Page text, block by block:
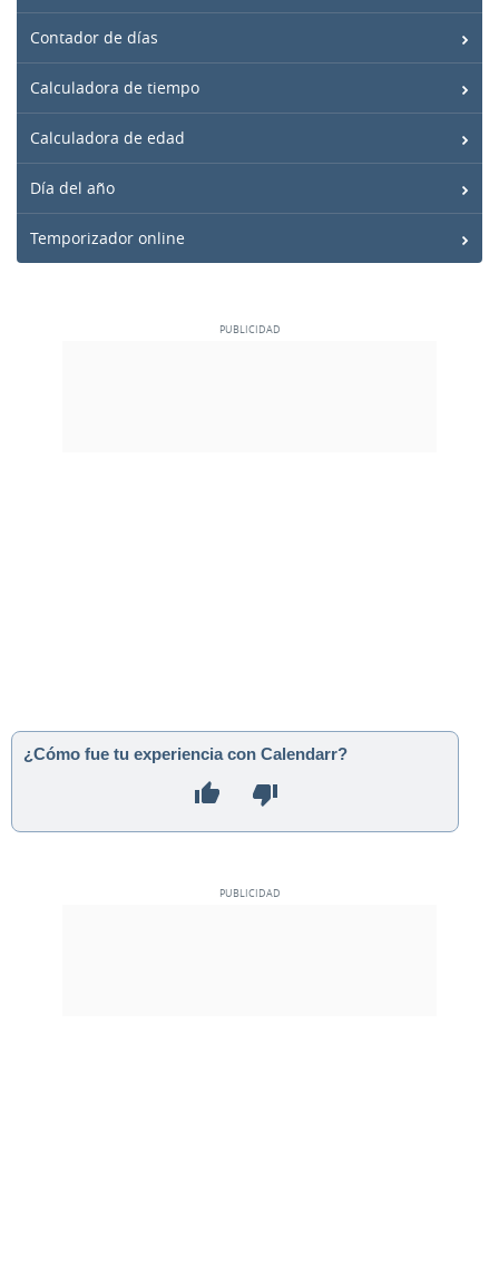
Contador de días
Calculadora de tiempo
Calculadora de edad
Día del año
Temporizador online
¿Cómo fue tu experiencia con Calendarr?